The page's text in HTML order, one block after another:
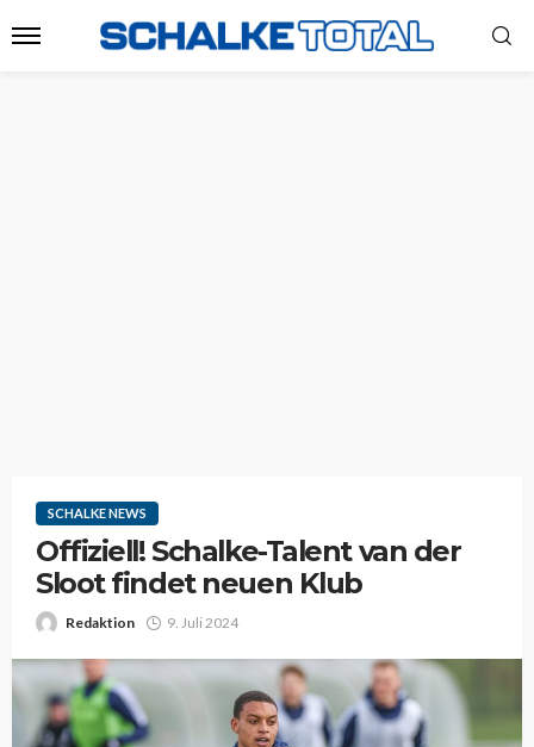
SCHALKE NEWS
Offiziell! Schalke-Talent van der
Sloot findet neuen Klub
Redaktion 9. Juli 2024